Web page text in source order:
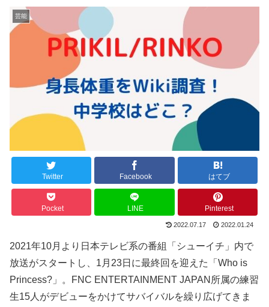
芸能
Twitter Facebook はてブ
Pocket LINE Pinterest
2022.07.17 2022.01.24
2021年10月より日本テレビ系の番組「シューイチ」内で
放送がスタートし、1月23日に最終回を迎えた「Who is
Princess?」。FNC ENTERTAINMENT JAPAN所属の練習
生15人がデビューをかけてサバイバルを繰り広げてきま